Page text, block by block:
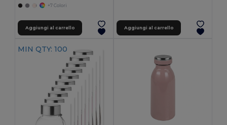
+7 Colori
Aggiungi al carrello Aggiungi al carrello
MIN QTY: 100